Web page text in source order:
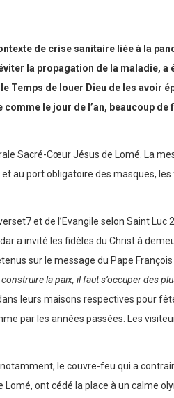
de crise sanitaire liée à la
la propagation de la maladie,
de louer Dieu de les avoir
le jour de l’an, beaucoup
Sacré-Cœur Jésus de Lomé. La
au port obligatoire des masques,
et de l’Evangile selon Saint
a invité les fidèles du Christ à
sur le message du Pape
la paix, il faut s’occuper des
leurs maisons respectives pour
par les années passées. Les
le couvre-feu qui a
ont cédé la place à un calme